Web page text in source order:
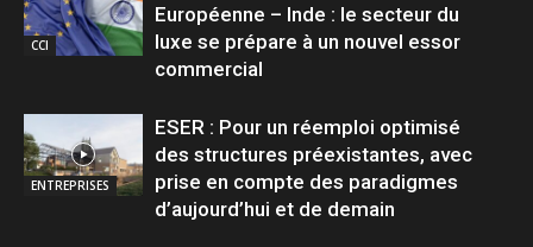
CCI
Européenne – Inde : le secteur du
luxe se prépare à un nouvel essor
commercial
ENTREPRISES
ESER : Pour un réemploi optimisé
des structures préexistantes, avec
prise en compte des paradigmes
d’aujourd’hui et de demain